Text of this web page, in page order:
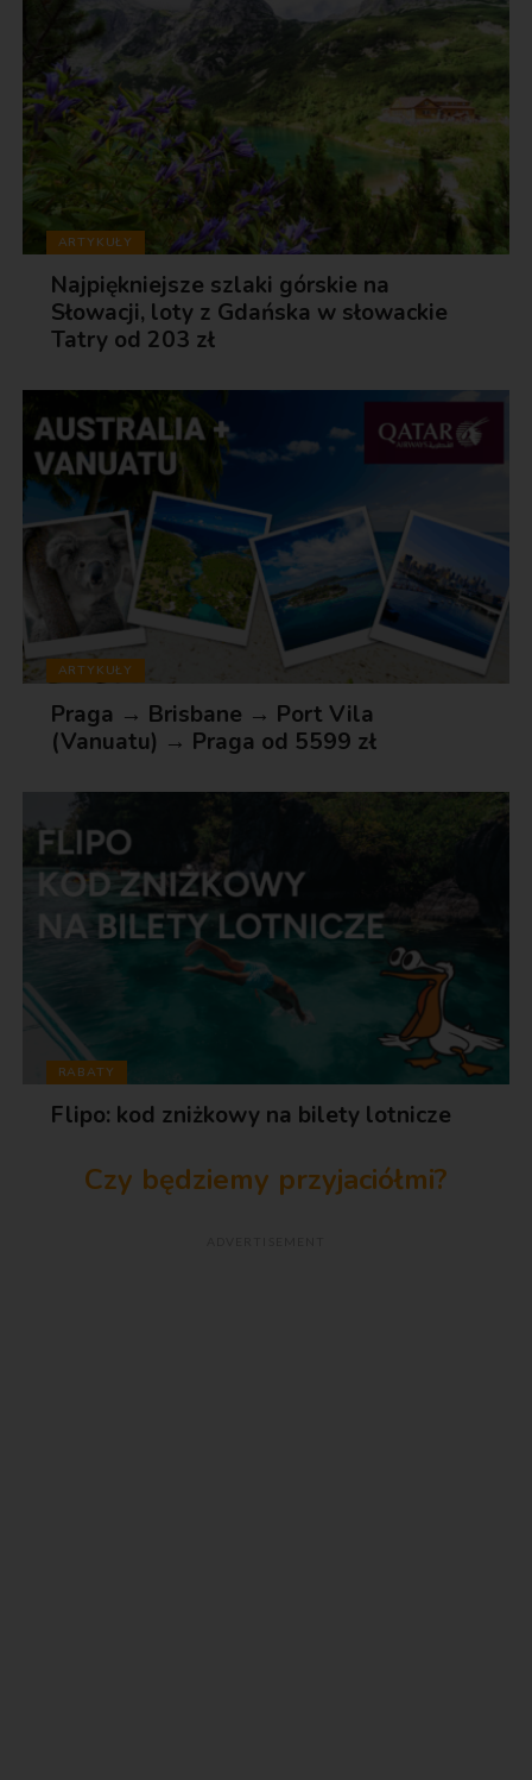
ARTYKUŁY
Najpiękniejsze szlaki górskie na
Słowacji, loty z Gdańska w słowackie
Tatry od 203 zł
ARTYKUŁY
Praga → Brisbane → Port Vila
(Vanuatu) → Praga od 5599 zł
RABATY
Flipo: kod zniżkowy na bilety lotnicze
Czy będziemy przyjaciółmi?